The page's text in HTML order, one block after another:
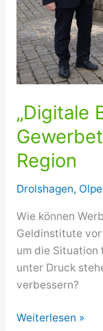
„Digitale
Region
Drolshagen, Olpe
Wie können
Geldinstitute
um die
unter Druck
verbessern?
„Digitale
Weiterlesen »